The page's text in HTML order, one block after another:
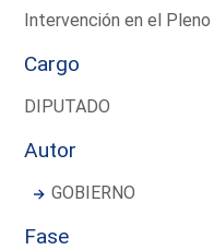
Intervención en el
Cargo
DIPUTADO
Autor
GOBIERNO
Fase